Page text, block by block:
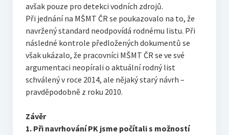
avšak pouze pro detekci vodních zdrojů.
Při jednání na MŠMT ČR se poukazovalo na to, že
navržený standard neodpovídá rodnému listu. Při
následné kontrole předložených dokumentů se
však ukázalo, že pracovníci MŠMT ČR se ve své
argumentaci neopírali o aktuální rodný list
schválený v roce 2014, ale nějaký starý návrh –
pravděpodobně z roku 2010.
Závěr
1. Při navrhování PK jsme počítali s možností